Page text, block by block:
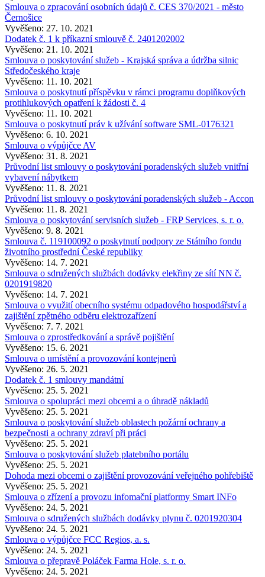
Smlouva o zpracování osobních údajů č. CES 370/2021 - město
Černošice
Vyvěšeno: 27. 10. 2021
Dodatek č. 1 k příkazní smlouvě č. 2401202002
Vyvěšeno: 21. 10. 2021
Smlouva o poskytování služeb - Krajská správa a údržba silnic
Středočeského kraje
Vyvěšeno: 11. 10. 2021
Smlouva o poskytnutí příspěvku v rámci programu doplňkových
protihlukových opatření k žádosti č. 4
Vyvěšeno: 11. 10. 2021
Smlouva o poskytnutí práv k užívání software SML-0176321
Vyvěšeno: 6. 10. 2021
Smlouva o výpůjčce AV
Vyvěšeno: 31. 8. 2021
Průvodní list smlouvy o poskytování poradenských služeb vnitřní
vybavení nábytkem
Vyvěšeno: 11. 8. 2021
Průvodní list smlouvy o poskytování poradenských služeb - Accon
Vyvěšeno: 11. 8. 2021
Smlouva o poskytování servisních služeb - FRP Services, s. r. o.
Vyvěšeno: 9. 8. 2021
Smlouva č. 119100092 o poskytnutí podpory ze Státního fondu
životního prostřední České republiky
Vyvěšeno: 14. 7. 2021
Smlouva o sdružených službách dodávky elekřiny ze sítí NN č.
0201919820
Vyvěšeno: 14. 7. 2021
Smlouva o využití obecního systému odpadového hospodářství a
zajištění zpětného odběru elektrozařízení
Vyvěšeno: 7. 7. 2021
Smlouva o zprostředkování a správě pojištění
Vyvěšeno: 15. 6. 2021
Smlouva o umístění a provozování kontejnerů
Vyvěšeno: 26. 5. 2021
Dodatek č. 1 smlouvy mandátní
Vyvěšeno: 25. 5. 2021
Smlouva o spolupráci mezi obcemi a o úhradě nákladů
Vyvěšeno: 25. 5. 2021
Smlouva o poskytování služeb oblastech požární ochrany a
bezpečnosti a ochrany zdraví při práci
Vyvěšeno: 25. 5. 2021
Smlouva o poskytování služeb platebního portálu
Vyvěšeno: 25. 5. 2021
Dohoda mezi obcemi o zajištění provozování veřejného pohřebiště
Vyvěšeno: 25. 5. 2021
Smlouva o zřízení a provozu infomační platformy Smart INFo
Vyvěšeno: 24. 5. 2021
Smlouva o sdružených službách dodávky plynu č. 0201920304
Vyvěšeno: 24. 5. 2021
Smlouva o výpůjčce FCC Regios, a. s.
Vyvěšeno: 24. 5. 2021
Smlouva o přepravě Poláček Farma Hole, s. r. o.
Vyvěšeno: 24. 5. 2021